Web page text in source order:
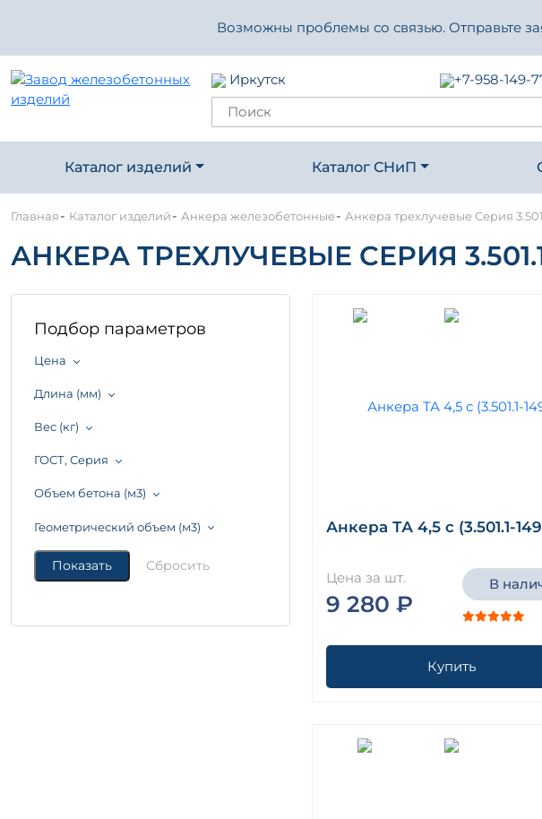
Возможны проблемы со связью. Отправьте
Иркутск +7-958-149-
Каталог изделий Каталог СНиП
Главная- Каталог изделий- Анкера железобетонные- Анкера трехлучевые Серия
АНКЕРА ТРЕХЛУЧЕВЫЕ СЕРИЯ
Подбор параметров
Цена
Длина (мм)
Вес (кг)
ГОСТ, Серия
Объем бетона (м3)
Геометрический объем (м3) Анкера ТА 4,5 с (3.501.1-
Цена за шт.
9 280 ₽
В
Купить